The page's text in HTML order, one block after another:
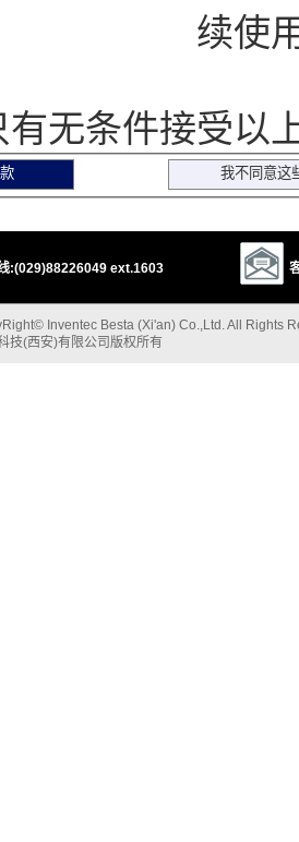
续使
条件接受以上
:(029)88226049 ext.1603
Inventec Besta (Xi'an) Co.,Ltd. All Rights
技(西安)有限公司版权所有